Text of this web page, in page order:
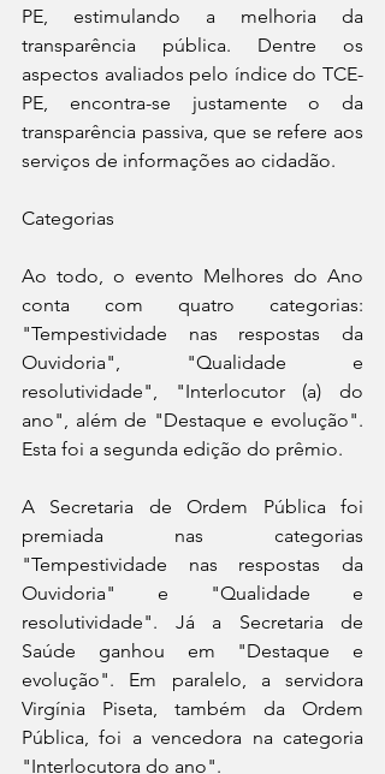
PE, estimulando a melhoria da
transparência pública. Dentre os
aspectos avaliados pelo índice do TCE-
PE, encontra-se justamente o da
transparência passiva, que se refere aos
serviços de informações ao cidadão.
Categorias
Ao todo, o evento Melhores do Ano
conta com quatro categorias:
"Tempestividade nas respostas da
Ouvidoria", "Qualidade e
resolutividade", "Interlocutor (a) do
ano", além de "Destaque e evolução".
Esta foi a segunda edição do prêmio.
A Secretaria de Ordem Pública foi
premiada nas categorias
"Tempestividade nas respostas da
Ouvidoria" e "Qualidade e
resolutividade". Já a Secretaria de
Saúde ganhou em "Destaque e
evolução". Em paralelo, a servidora
Virgínia Piseta, também da Ordem
Pública, foi a vencedora na categoria
"Interlocutora do ano".